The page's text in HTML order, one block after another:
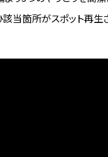
当箇所がスポット再生